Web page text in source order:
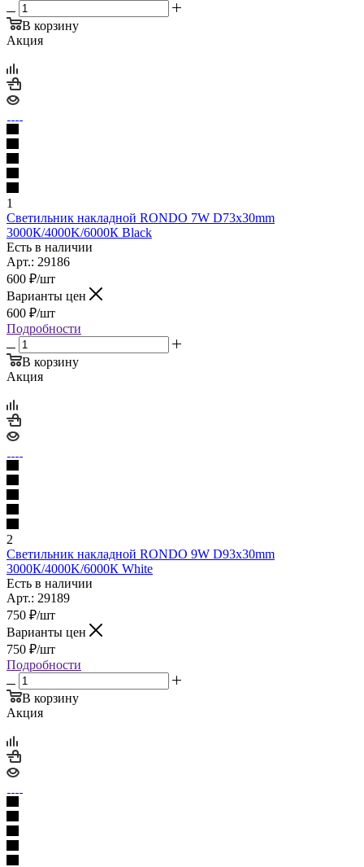
В корзину
Акция
1
Светильник накладной RONDO 7W D73x30mm
3000К/4000K/6000К Black
Есть в наличии
Арт.: 29186
600 ₽/шт
Варианты цен
600 ₽/шт
Подробности
В корзину
Акция
2
Светильник накладной RONDO 9W D93x30mm
3000К/4000K/6000К White
Есть в наличии
Арт.: 29189
750 ₽/шт
Варианты цен
750 ₽/шт
Подробности
В корзину
Акция